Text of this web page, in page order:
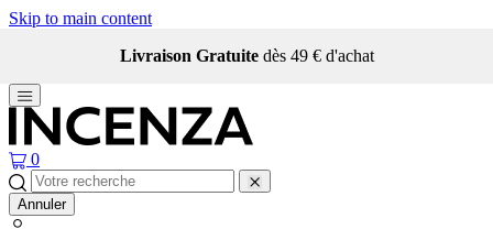
Skip to main content
Livraison Gratuite dès 49 € d'achat
0
Annuler